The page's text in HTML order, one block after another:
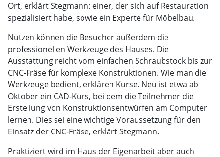
Ort, erklärt Stegmann: einer, der sich auf Restauration
spezialisiert habe, sowie ein Experte für Möbelbau.
Nutzen können die Besucher außerdem die
professionellen Werkzeuge des Hauses. Die
Ausstattung reicht vom einfachen Schraubstock bis zur
CNC-Fräse für komplexe Konstruktionen. Wie man die
Werkzeuge bedient, erklären Kurse. Neu ist etwa ab
Oktober ein CAD-Kurs, bei dem die Teilnehmer die
Erstellung von Konstruktionsentwürfen am Computer
lernen. Dies sei eine wichtige Voraussetzung für den
Einsatz der CNC-Fräse, erklärt Stegmann.
Praktiziert wird im Haus der Eigenarbeit aber auch